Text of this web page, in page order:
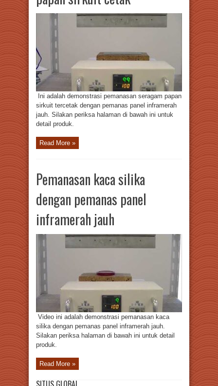
Ini adalah demonstrasi pemanasan seragam papan
sirkuit tercetak dengan pemanas panel inframerah
jauh. Silakan periksa halaman di bawah ini untuk
detail produk.
Read More »
Pemanasan kaca silika
dengan pemanas panel
inframerah jauh
Video ini adalah demonstrasi pemanasan kaca
silika dengan pemanas panel inframerah jauh.
Silakan periksa halaman di bawah ini untuk detail
produk.
Read More »